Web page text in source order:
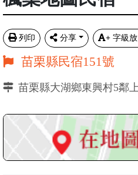
列印 分享 + 字級
苗栗縣民宿151號
苗栗縣大湖鄉東興村5鄰